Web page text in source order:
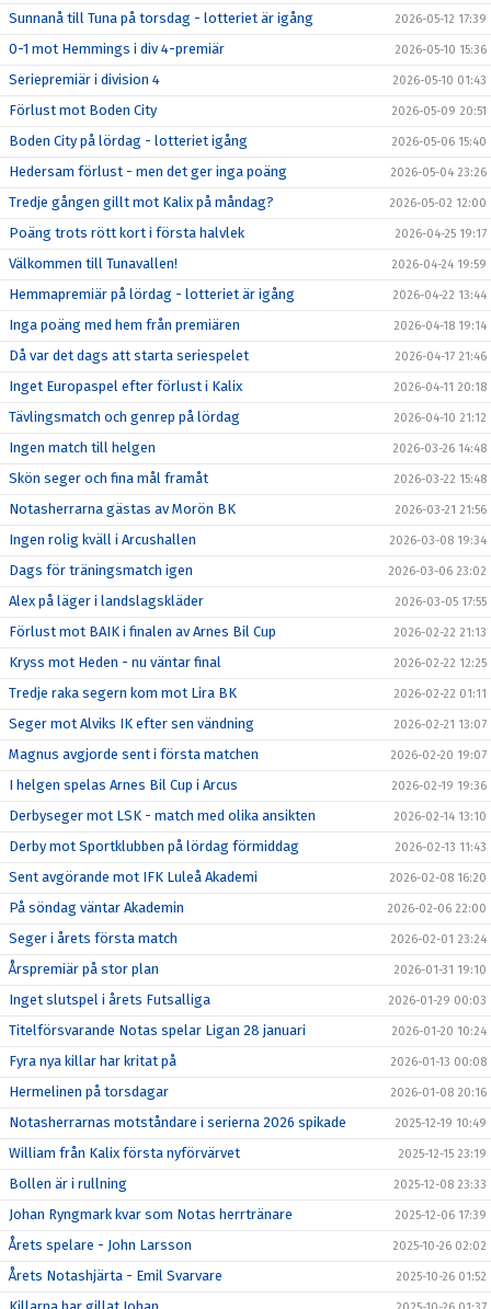
Sunnanå till Tuna på torsdag - lotteriet är igång 2026-05-12 17:39
0-1 mot Hemmings i div 4-premiär 2026-05-10 15:36
Seriepremiär i division 4 2026-05-10 01:43
Förlust mot Boden City 2026-05-09 20:51
Boden City på lördag - lotteriet igång 2026-05-06 15:40
Hedersam förlust - men det ger inga poäng 2026-05-04 23:26
Tredje gången gillt mot Kalix på måndag? 2026-05-02 12:00
Poäng trots rött kort i första halvlek 2026-04-25 19:17
Välkommen till Tunavallen! 2026-04-24 19:59
Hemmapremiär på lördag - lotteriet är igång 2026-04-22 13:44
Inga poäng med hem från premiären 2026-04-18 19:14
Då var det dags att starta seriespelet 2026-04-17 21:46
Inget Europaspel efter förlust i Kalix 2026-04-11 20:18
Tävlingsmatch och genrep på lördag 2026-04-10 21:12
Ingen match till helgen 2026-03-26 14:48
Skön seger och fina mål framåt 2026-03-22 15:48
Notasherrarna gästas av Morön BK 2026-03-21 21:56
Ingen rolig kväll i Arcushallen 2026-03-08 19:34
Dags för träningsmatch igen 2026-03-06 23:02
Alex på läger i landslagskläder 2026-03-05 17:55
Förlust mot BAIK i finalen av Arnes Bil Cup 2026-02-22 21:13
Kryss mot Heden - nu väntar final 2026-02-22 12:25
Tredje raka segern kom mot Lira BK 2026-02-22 01:11
Seger mot Alviks IK efter sen vändning 2026-02-21 13:07
Magnus avgjorde sent i första matchen 2026-02-20 19:07
I helgen spelas Arnes Bil Cup i Arcus 2026-02-19 19:36
Derbyseger mot LSK - match med olika ansikten 2026-02-14 13:10
Derby mot Sportklubben på lördag förmiddag 2026-02-13 11:43
Sent avgörande mot IFK Luleå Akademi 2026-02-08 16:20
På söndag väntar Akademin 2026-02-06 22:00
Seger i årets första match 2026-02-01 23:24
Årspremiär på stor plan 2026-01-31 19:10
Inget slutspel i årets Futsalliga 2026-01-29 00:03
Titelförsvarande Notas spelar Ligan 28 januari 2026-01-20 10:24
Fyra nya killar har kritat på 2026-01-13 00:08
Hermelinen på torsdagar 2026-01-08 20:16
Notasherrarnas motståndare i serierna 2026 spikade 2025-12-19 10:49
William från Kalix första nyförvärvet 2025-12-15 23:19
Bollen är i rullning 2025-12-08 23:33
Johan Ryngmark kvar som Notas herrtränare 2025-12-06 17:39
Årets spelare - John Larsson 2025-10-26 02:02
Årets Notashjärta - Emil Svarvare 2025-10-26 01:52